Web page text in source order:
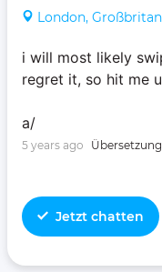
London,
i will most likely
regret it, so hit me
a/
5 years ago Übersetzung
Jetzt chatten